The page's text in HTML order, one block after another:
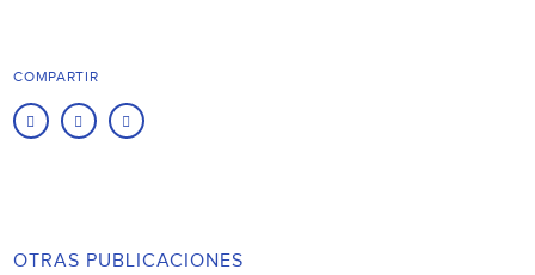
COMPARTIR
OTRAS PUBLICACIONES